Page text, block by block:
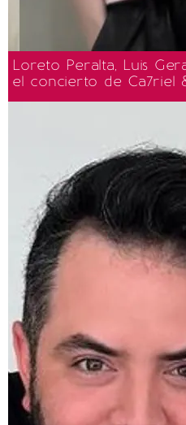
Loreto Peralta, Luis
el concierto de Ca7riel